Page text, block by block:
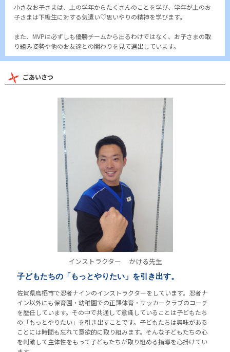
小さなお子さまは、上の学年からたくさんのことを学び、学年が上のお
子さまは下級生に対する気遣い♡思いやりの精神を学びます。
また、MVPは必ずしも優勝チームから出るわけではなく、お子さまの取
り組み姿勢や他のお友達との関わりを見て選出しています。
ごあいさつ
インストラクター かける先生
子どもたちの「もっとやりたい」を引き出す。
佐賀県鳥栖市で忍者ナインのインストラクターをしています。忍者ナ
イン以外にも保育園・幼稚園での正課体育・サッカークラブのコーチ
を歴任しています。その中で共通して意識していることは子どもたち
の「もっとやりたい」を引き出すことです。子どもたちは興味がある
ことには時間も忘れて意欲的に取り組みます。そんな子どもたちの心
を刺激して主体性をもって子どもたちが取り組める指導を心掛けてい